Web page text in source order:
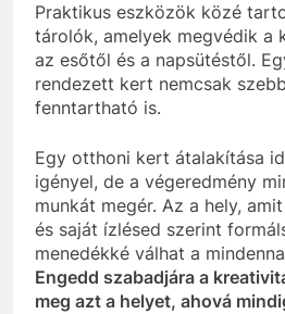
Praktikus eszközök közé
tárolók, amelyek megvédik a
az esőtől és a napsütéstől.
rendezett kert nemcsak
fenntartható is.
Egy otthoni kert átalakítása
igényel, de a végeredmény
munkát megér. Az a hely,
és saját ízlésed szerint
menedékké válhat a
Engedd szabadjára a
meg azt a helyet, ahová